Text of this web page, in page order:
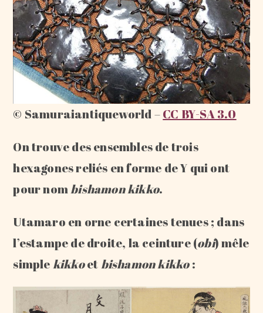
© Samuraiantiqueworld –CC BY-SA 3.0
On trouve des ensembles de trois
hexagones reliés en forme de Y qui ont
pour nombishamon kikko.
Utamaro en orne certaines tenues ; dans
l’estampe de droite, la ceinture (obi) mêle
simplekikkoetbishamon kikko: